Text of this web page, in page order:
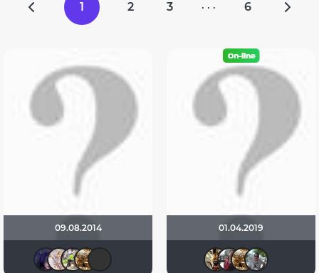
1 2 3 · · · 6
09.08.2014
ЖIНОЧКА
01.04.2019